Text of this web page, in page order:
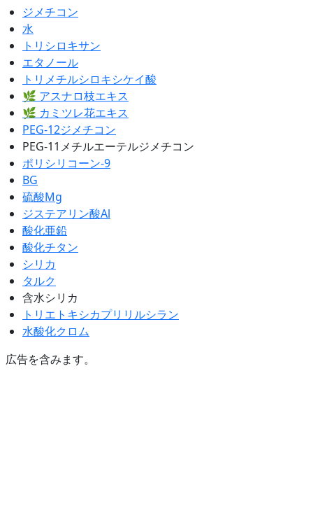
ジメチコン
水
トリシロキサン
エタノール
トリメチルシロキシケイ酸
🌿 アスナロ枝エキス
🌿 カミツレ花エキス
PEG-12ジメチコン
PEG-11メチルエーテルジメチコン
ポリシリコーン-9
BG
硫酸Mg
ジステアリン酸Al
酸化亜鉛
酸化チタン
シリカ
タルク
含水シリカ
トリエトキシカプリリルシラン
水酸化クロム
広告を含みます。